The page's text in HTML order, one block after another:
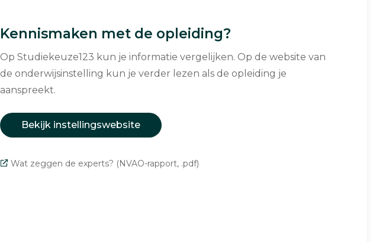
Kennismaken met de opleiding?
Op Studiekeuze123 kun je informatie vergelijken. Op de website van
de onderwijsinstelling kun je verder lezen als de opleiding je
aanspreekt.
Bekijk instellingswebsite
Wat zeggen de experts? (NVAO-rapport, .pdf)